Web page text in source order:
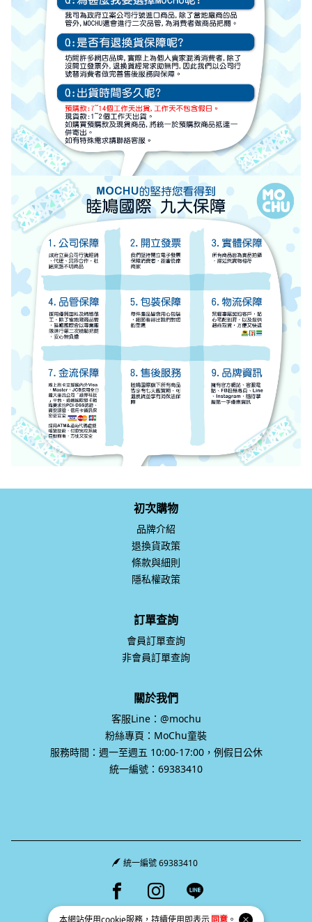
本網站使用cookie服務，持續使用即表示同意 。
初次購物
品牌介紹
退換貨政策
條款與細則
隱私權政策
訂單查詢
會員訂單查詢
非會員訂單查詢
關於我們
客服Line：@mochu
粉絲專頁：MoChu童裝
服務時間：週一至週五 10:00-17:00，例假日公休
統一編號：69383410
統一編號 69383410
Facebook page
Instagram page
Line page